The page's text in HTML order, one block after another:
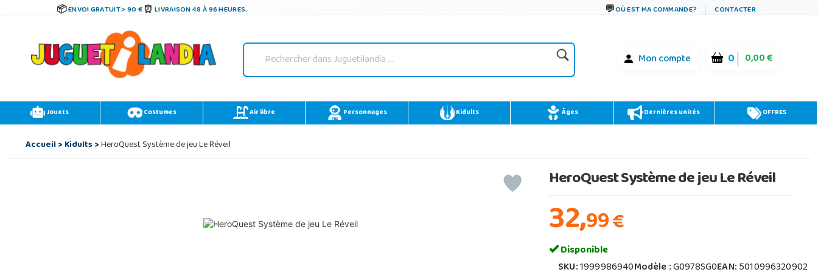
ENVOI GRATUIT > 90 € LIVRAISON 48 À 96 HEURES. OÙ EST MA COMMANDE? CONTACTER
Mon compte 0 0,00 €
Jouets Costumes Air libre Personnages Kidults Âges Dernières unités OFFRES
Accueil>Kidults>HeroQuest Système de jeu Le Réveil
HeroQuest Système de jeu Le Réveil
32,99€
Disponible
SKU:1999986940Modèle :G0978SG0EAN:5010996320902